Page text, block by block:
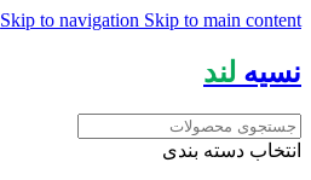
Skip to navigation Skip to main content
نسیه لند
انتخاب دسته بندی